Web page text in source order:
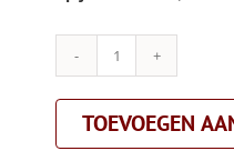
Cascina
Degli
Ulivi,
Ilaria
Belloti|nibio
TOEVOEGEN